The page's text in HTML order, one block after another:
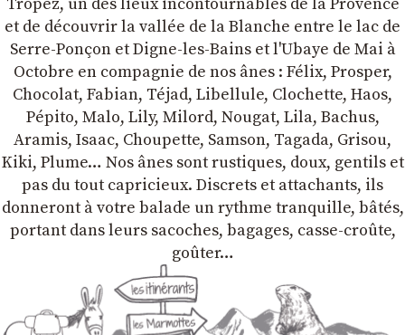
et de découvrir la vallée de la Blanche entre le lac de
Serre-Ponçon et Digne-les-Bains et l'Ubaye de Mai à
Octobre en compagnie de nos ânes : Félix, Prosper,
Chocolat, Fabian, Téjad, Libellule, Clochette, Haos,
Pépito, Malo, Lily, Milord, Nougat, Lila, Bachus,
Aramis, Isaac, Choupette, Samson, Tagada, Grisou,
Kiki, Plume… Nos ânes sont rustiques, doux, gentils et
pas du tout capricieux. Discrets et attachants, ils
donneront à votre balade un rythme tranquille, bâtés,
portant dans leurs sacoches, bagages, casse-croûte,
goûter…